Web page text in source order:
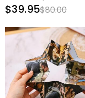
$39.95$80.00